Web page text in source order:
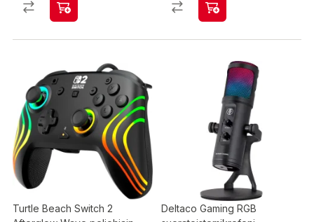
Turtle Beach Switch 2
Deltaco Gaming RGB